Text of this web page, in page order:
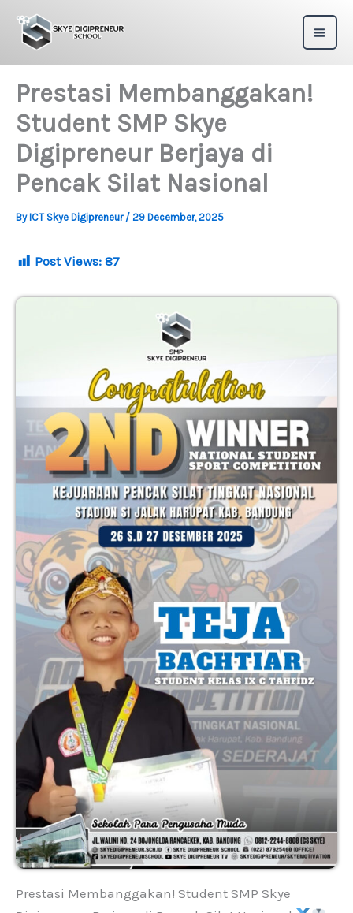
content
Prestasi Membanggakan!
Student SMP Skye
Digipreneur Berjaya di
Pencak Silat Nasional
By ICT Skye Digipreneur / 29 December, 2025
Post Views: 87
Prestasi Membanggakan! Student SMP Skye